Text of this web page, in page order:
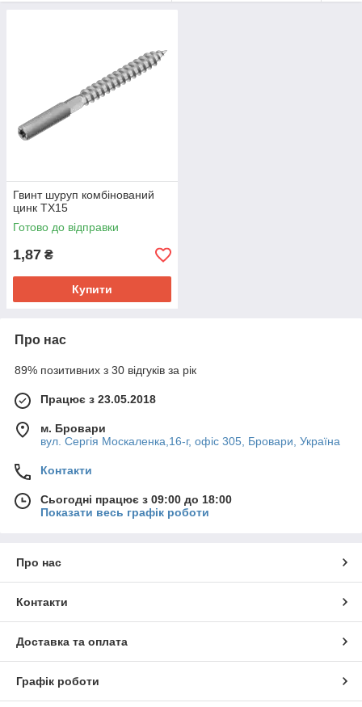
Гвинт шуруп комбінований
цинк TX15
Готово до відправки
1,87 ₴
Купити
Про нас
89% позитивних з 30 відгуків за рік
Працює з 23.05.2018
м. Бровари
вул. Сергія Москаленка,16-г, офіс 305, Бровари, Україна
Контакти
Сьогодні працює з 09:00 до 18:00
Показати весь графік роботи
Про нас
Контакти
Доставка та оплата
Графік роботи